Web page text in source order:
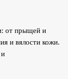
от прыщей и
и вялости кожи.
и